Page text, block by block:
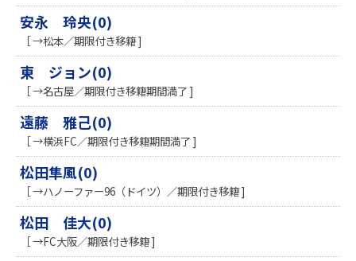
安永 玲央(0)
［ →松本／期限付き移籍 ]
東 ジョン(0)
［ →名古屋／期限付き移籍期間満了 ]
遠藤 雅己(0)
［ →横浜FC／期限付き移籍期間満了 ]
松田隼風(0)
［ →ハノーファー96（ドイツ）／期限付き移籍 ]
松田 佳大(0)
［ →FC大阪／期限付き移籍 ]